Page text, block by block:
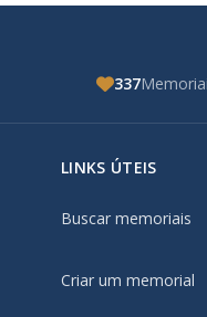
337
LINKS ÚTEIS
Buscar memoriais
Criar um memorial